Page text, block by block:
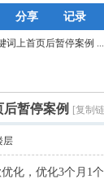
分享 记录
词上首页后暂停案例 ...
暂停案例 [复制
层
化，优化3个月1